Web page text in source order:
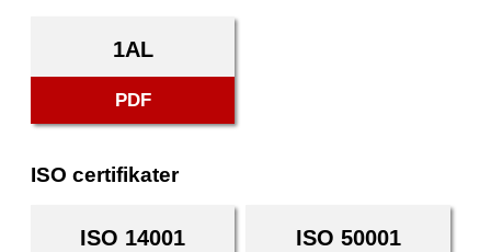
1AL
PDF
ISO certifikater
ISO 14001 ISO 50001